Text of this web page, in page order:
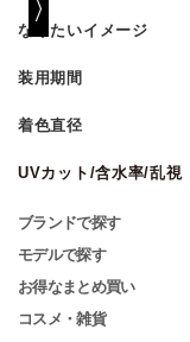
なりたいイメージ
装用期間
着色直径
UVカット/含水率/乱視
ブランドで探す
モデルで探す
お得なまとめ買い
コスメ・雑貨